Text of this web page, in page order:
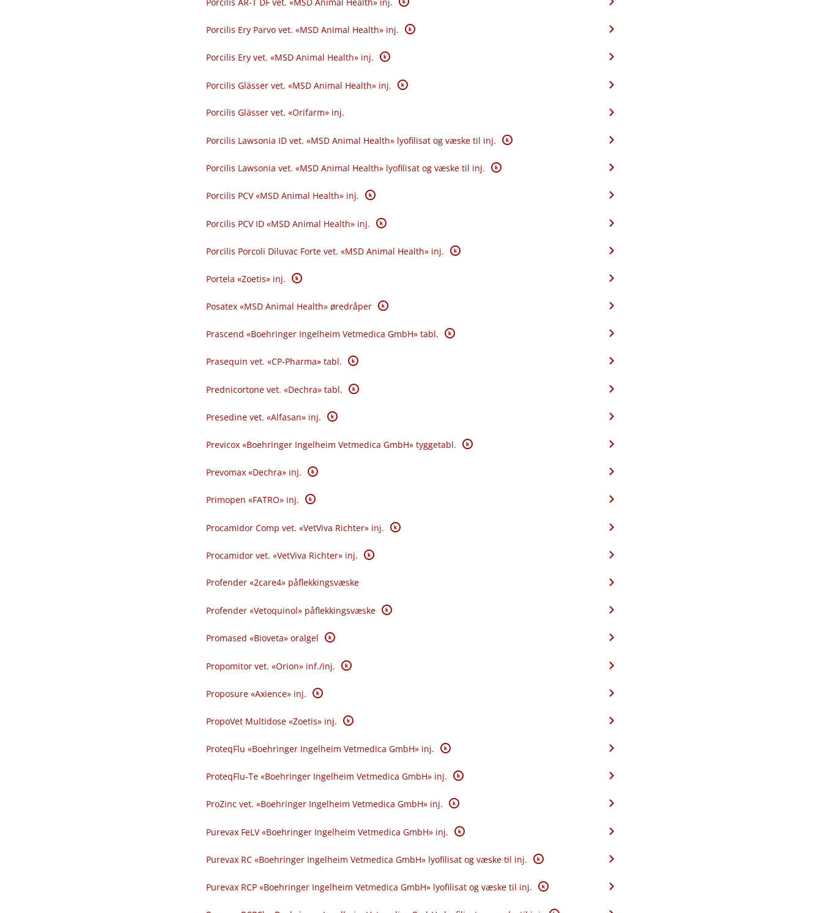
Porcilis Ery Parvo vet. «MSD Animal Health» inj. K
Porcilis Ery vet. «MSD Animal Health» inj. K
Porcilis Glässer vet. «MSD Animal Health» inj. K
Porcilis Glässer vet. «Orifarm» inj.
Porcilis Lawsonia ID vet. «MSD Animal Health» lyofilisat og væske til inj. K
Porcilis Lawsonia vet. «MSD Animal Health» lyofilisat og væske til inj. K
Porcilis PCV «MSD Animal Health» inj. K
Porcilis PCV ID «MSD Animal Health» inj. K
Porcilis Porcoli Diluvac Forte vet. «MSD Animal Health» inj. K
Portela «Zoetis» inj. K
Posatex «MSD Animal Health» øredråper K
Prascend «Boehringer Ingelheim Vetmedica GmbH» tabl. K
Prasequin vet. «CP-Pharma» tabl. K
Prednicortone vet. «Dechra» tabl. K
Presedine vet. «Alfasan» inj. K
Previcox «Boehringer Ingelheim Vetmedica GmbH» tyggetabl. K
Prevomax «Dechra» inj. K
Primopen «FATRO» inj. K
Procamidor Comp vet. «VetViva Richter» inj. K
Procamidor vet. «VetViva Richter» inj. K
Profender «2care4» påflekkingsvæske
Profender «Vetoquinol» påflekkingsvæske K
Promased «Bioveta» oralgel K
Propomitor vet. «Orion» inf.​/​inj. K
Proposure «Axience» inj. K
PropoVet Multidose «Zoetis» inj. K
ProteqFlu «Boehringer Ingelheim Vetmedica GmbH» inj. K
ProteqFlu-Te «Boehringer Ingelheim Vetmedica GmbH» inj. K
ProZinc vet. «Boehringer Ingelheim Vetmedica GmbH» inj. K
Purevax FeLV «Boehringer Ingelheim Vetmedica GmbH» inj. K
Purevax RC «Boehringer Ingelheim Vetmedica GmbH» lyofilisat og væske til inj. K
Purevax RCP «Boehringer Ingelheim Vetmedica GmbH» lyofilisat og væske til inj. K